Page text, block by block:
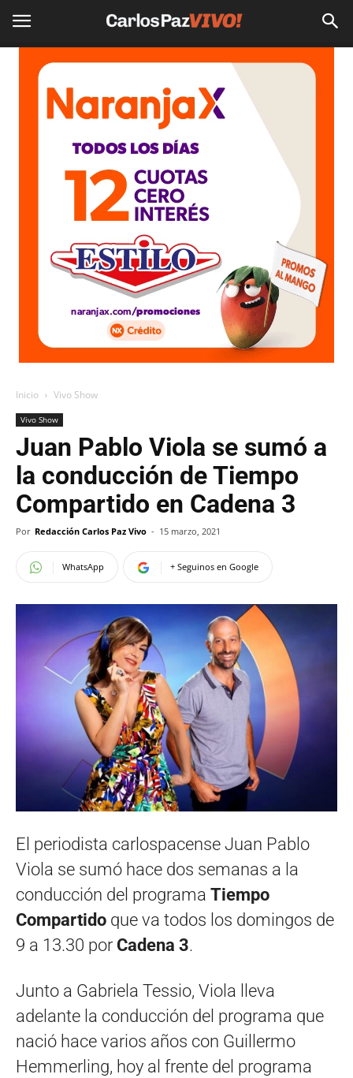
Inicio Vivo Show
Vivo Show
Juan Pablo Viola se sumó a
la conducción de Tiempo
Compartido en Cadena 3
Por Redacción Carlos Paz Vivo - 15 marzo, 2021
WhatsApp + Seguinos en Google
El periodista carlospacense Juan Pablo
Viola se sumó hace dos semanas a la
conducción del programa Tiempo
Compartido que va todos los domingos de
9 a 13.30 por Cadena 3.
Junto a Gabriela Tessio, Viola lleva
adelante la conducción del programa que
nació hace varios años con Guillermo
Hemmerling, hoy al frente del programa